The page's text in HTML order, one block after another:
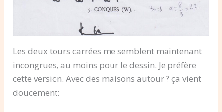
Les deux tours carrées me semblent maintenant
incongrues, au moins pour le dessin. Je préfère
cette version. Avec des maisons autour ? ça vient
doucement: